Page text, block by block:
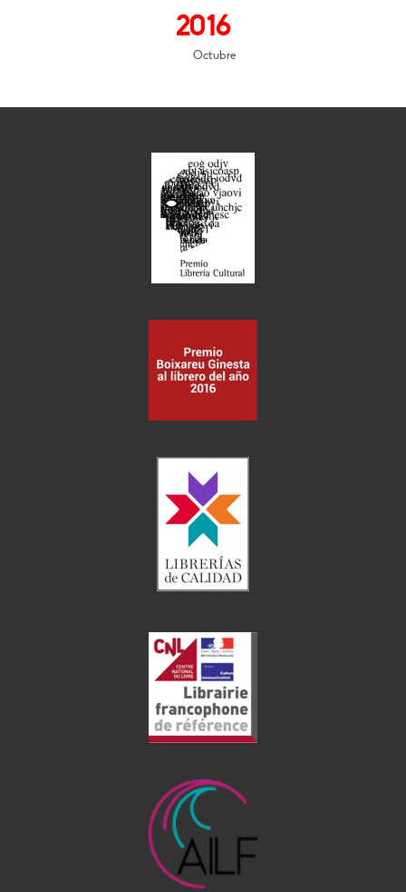
2016
Octubre